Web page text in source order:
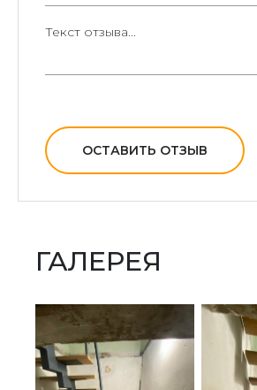
ОСТАВИТЬ ОТЗЫВ
ГАЛЕРЕЯ